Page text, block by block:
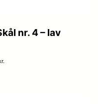
nr. 4 – lav